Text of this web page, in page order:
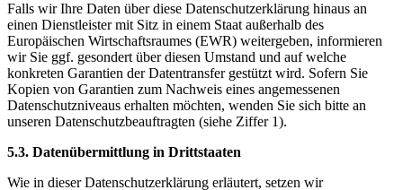
Falls wir Ihre Daten über diese Datenschutzerklärung hinaus an
einen Dienstleister mit Sitz in einem Staat außerhalb des
Europäischen Wirtschaftsraumes (EWR) weitergeben, informieren
wir Sie ggf. gesondert über diesen Umstand und auf welche
konkreten Garantien der Datentransfer gestützt wird. Sofern Sie
Kopien von Garantien zum Nachweis eines angemessenen
Datenschutzniveaus erhalten möchten, wenden Sie sich bitte an
unseren Datenschutzbeauftragten (siehe Ziffer 1).
5.3. Datenübermittlung in Drittstaaten
Wie in dieser Datenschutzerklärung erläutert, setzen wir